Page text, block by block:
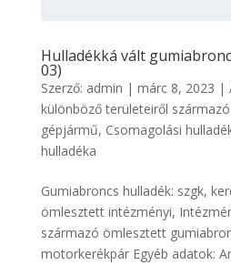
Hulladékká vált
03)
Szerző: admin | márc 8, 2023 |
különböző területeiről
gépjármű, Csomagolási
hulladéka
Gumiabroncs hulladék: szgk,
ömlesztett intézményi,
származó ömlesztett
motorkerékpár Egyéb adatok: